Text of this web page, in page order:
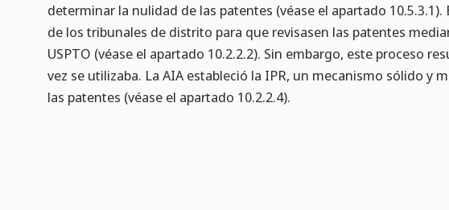
determinar la nulidad de las patentes (véase el apartado
de los tribunales de distrito para que revisasen las patentes
USPTO (véase el apartado 10.2.2.2). Sin embargo, este proceso
vez se utilizaba. La AIA estableció la IPR, un mecanismo sólido y
las patentes (véase el apartado 10.2.2.4).